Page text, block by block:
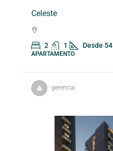
Celeste
2 1 Desde 54
APARTAMENTO
gerencia